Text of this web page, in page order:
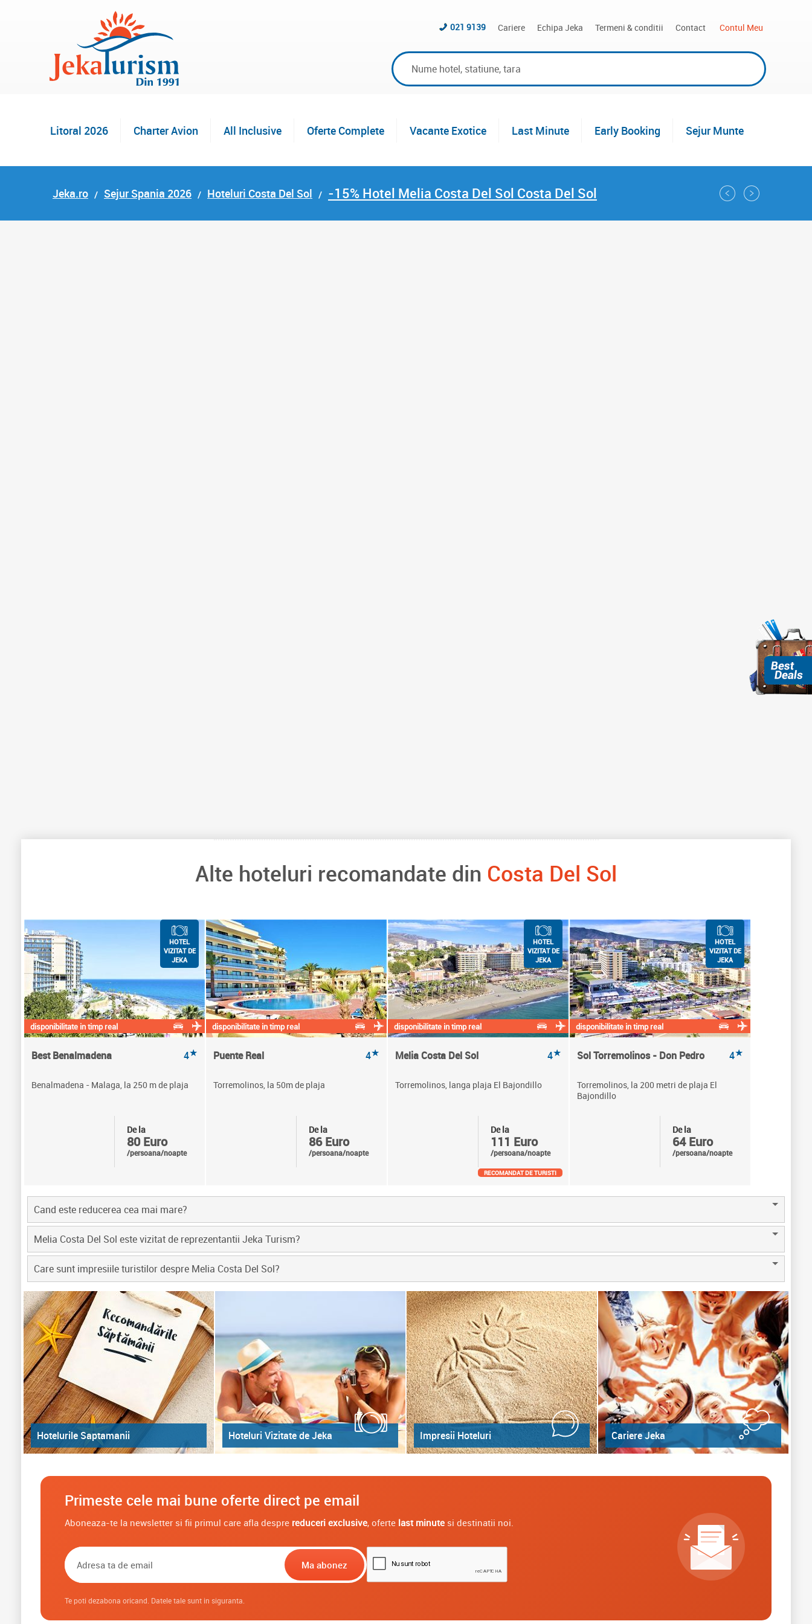
Cariere Echipa Jeka Termeni & conditii Contact Contul Meu
021 9139
Litoral 2026 Charter Avion All Inclusive Oferte Complete Vacante Exotice Last Minute Early Booking Sejur Munte
Jeka.ro Sejur Spania 2026 Hoteluri Costa Del Sol -15% Hotel Melia Costa Del Sol Costa Del Sol
Alte hoteluri recomandate din Costa Del Sol
disponibilitate in timp real
Best Benalmadena 4★
Benalmadena - Malaga, la 250 m de plaja
De la
80 Euro
/persoana/noapte
HOTEL
VIZITAT DE
JEKA
disponibilitate in timp real
Puente Real 4★
Torremolinos, la 50m de plaja
De la
86 Euro
/persoana/noapte
disponibilitate in timp real
Melia Costa Del Sol 4★
Torremolinos, langa plaja El Bajondillo
De la
111 Euro
/persoana/noapte
HOTEL
VIZITAT DE
JEKA
RECOMANDAT DE TURISTI
disponibilitate in timp real
Sol Torremolinos - Don Pedro 4★
Torremolinos, la 200 metri de plaja El
Bajondillo
De la
64 Euro
/persoana/noapte
HOTEL
VIZITAT DE
JEKA
Cand este reducerea cea mai mare?
Melia Costa Del Sol este vizitat de reprezentantii Jeka Turism?
Care sunt impresiile turistilor despre Melia Costa Del Sol?
Hotelurile Saptamanii Hoteluri Vizitate de Jeka Impresii Hoteluri Cariere Jeka
Primeste cele mai bune oferte direct pe email
Aboneaza-te la newsletter si fii primul care afla despre reduceri exclusive, oferte last minutesi destinatii noi.
Te poti dezabona oricand. Datele tale sunt in siguranta.